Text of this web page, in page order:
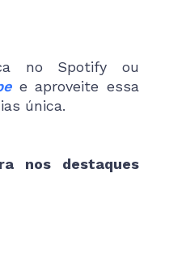
no Spotify ou
e aproveite essa
única.
nos destaques